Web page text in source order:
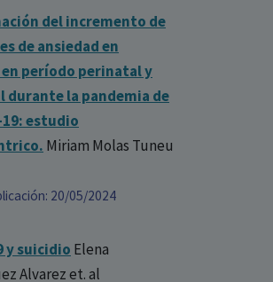
del incremento de
de ansiedad en
período perinatal y
durante la pandemia de
estudio
Miriam Molas Tuneu
20/05/2024
y suicidio Elena
Alvarezet. al